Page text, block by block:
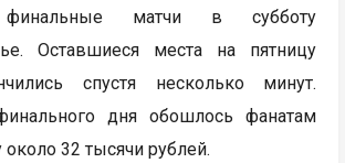
матчи в субботу
Оставшиеся места на пятницу
спустя несколько минут.
дня обошлось фанатам
32 тысячи рублей.